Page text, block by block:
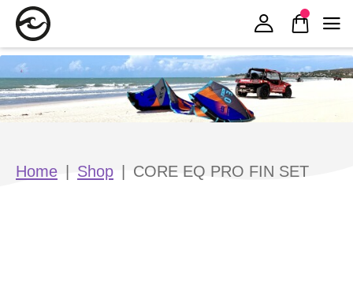
Home Shop CORE EQ PRO FIN SET